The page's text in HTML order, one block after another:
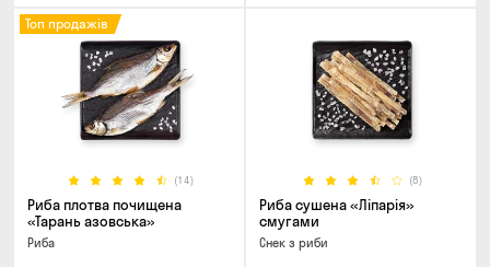
(14)
Топ продажів
Риба плотва почищена
«Тарань азовська»
Риба
(8)
Риба сушена «Ліпарія»
смугами
Снек з риби